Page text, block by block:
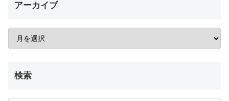
アーカイブ
検索